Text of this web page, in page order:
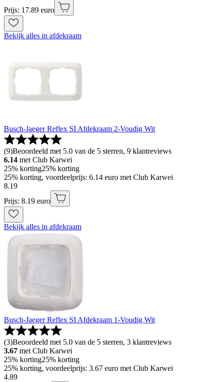
Prijs: 17.89 euro
Bekijk alles in afdekraam
Busch-Jaeger Reflex SI Afdekraam 2-Voudig Wit
(9)Beoordeeld met 5.0 van de 5 sterren, 9 klantreviews
6.14 met Club Karwei
25% korting25% korting
25% korting, voordeelprijs: 6.14 euro met Club Karwei
8.19
Prijs: 8.19 euro
Bekijk alles in afdekraam
Busch-Jaeger Reflex SI Afdekraam 1-Voudig Wit
(3)Beoordeeld met 5.0 van de 5 sterren, 3 klantreviews
3.67 met Club Karwei
25% korting25% korting
25% korting, voordeelprijs: 3.67 euro met Club Karwei
4.89